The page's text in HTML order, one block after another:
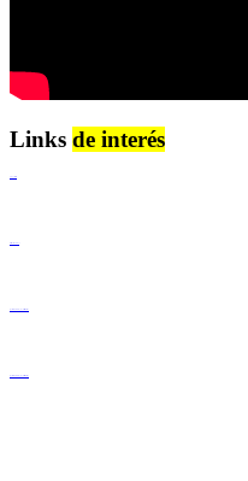
Links de interés